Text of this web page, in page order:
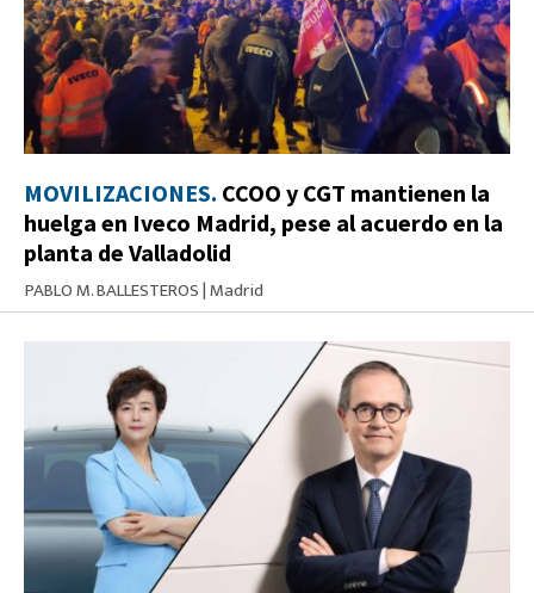
MOVILIZACIONES. CCOO y CGT mantienen la
huelga en Iveco Madrid, pese al acuerdo en la
planta de Valladolid
PABLO M. BALLESTEROS|Madrid